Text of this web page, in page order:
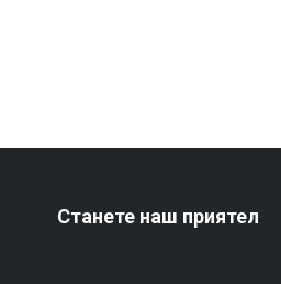
Станете наш приятел